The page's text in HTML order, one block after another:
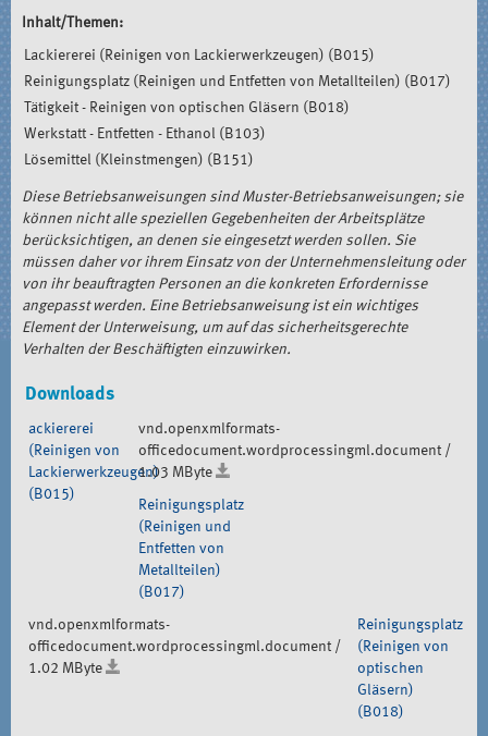
Inhalt/Themen:
Lackiererei (Reinigen von Lackierwerkzeugen) (B015)
Reinigungsplatz (Reinigen und Entfetten von Metallteilen) (B017)
Tätigkeit - Reinigen von optischen Gläsern (B018)
Werkstatt - Entfetten - Ethanol (B103)
Lösemittel (Kleinstmengen) (B151)
Diese Betriebsanweisungen sind Muster-Betriebsanweisungen; sie
können nicht alle speziellen Gegebenheiten der Arbeitsplätze
berücksichtigen, an denen sie eingesetzt werden sollen. Sie
müssen daher vor ihrem Einsatz von der Unternehmensleitung oder
von ihr beauftragten Personen an die konkreten Erfordernisse
angepasst werden. Eine Betriebsanweisung ist ein wichtiges
Element der Unterweisung, um auf das sicherheitsgerechte
Verhalten der Beschäftigten einzuwirken.
Downloads
ackiererei
(Reinigen von
Lackierwerkzeugen)
(B015)
vnd.openxmlformats-
officedocument.wordprocessingml.document /
1.03 MByte
Reinigungsplatz
(Reinigen und
Entfetten von
Metallteilen)
(B017)
vnd.openxmlformats-
officedocument.wordprocessingml.document /
1.02 MByte
Reinigungsplatz
(Reinigen von
optischen
Gläsern)
(B018)